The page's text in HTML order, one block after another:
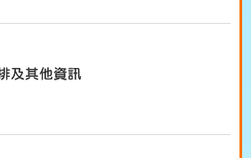
及其他資訊